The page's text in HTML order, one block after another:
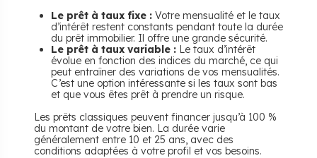
Le prêt à taux fixe : Votre mensualité et le taux
d’intérêt restent constants pendant toute la durée
du prêt immobilier. Il offre une grande sécurité.
Le prêt à taux variable : Le taux d’intérêt
évolue en fonction des indices du marché, ce qui
peut entraîner des variations de vos mensualités.
C’est une option intéressante si les taux sont bas
et que vous êtes prêt à prendre un risque.
Les prêts classiques peuvent financer jusqu’à 100 %
du montant de votre bien. La durée varie
généralement entre 10 et 25 ans, avec des
conditions adaptées à votre profil et vos besoins.